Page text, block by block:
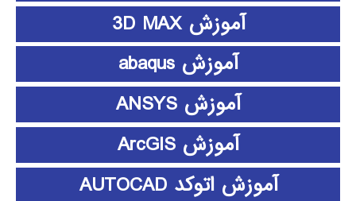
آموزش 3D MAX
آموزش abaqus
آموزش ANSYS
آموزش ArcGIS
آموزش اتوکد AUTOCAD